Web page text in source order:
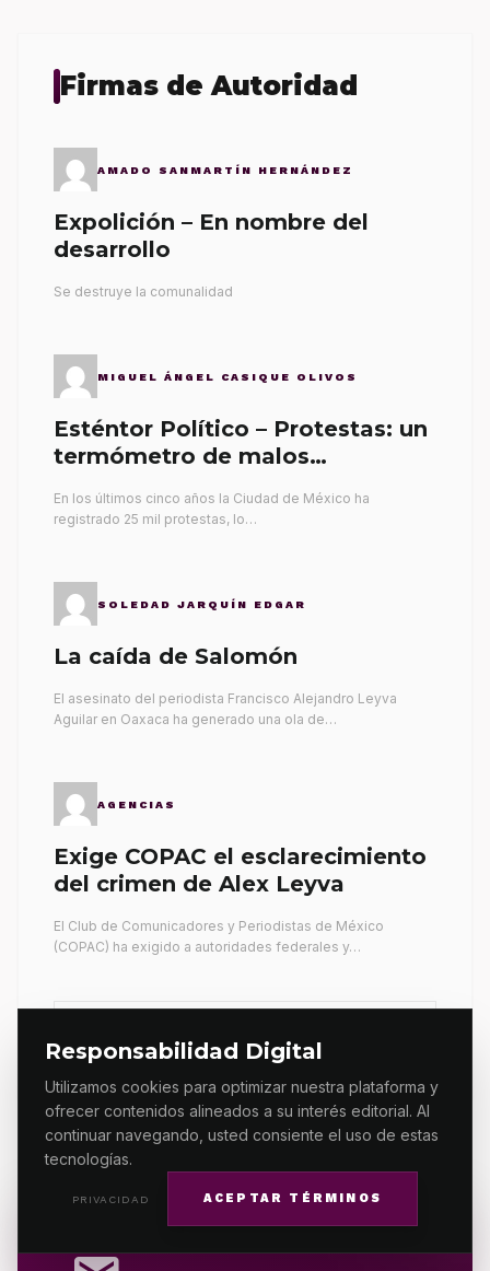
Responsabilidad Digital
Utilizamos cookies para optimizar nuestra plataforma y
ofrecer contenidos alineados a su interés editorial. Al
continuar navegando, usted consiente el uso de estas
tecnologías.
PRIVACIDAD ACEPTAR TÉRMINOS
Firmas de Autoridad
AMADO SANMARTÍN HERNÁNDEZ
Expolición – En nombre del
desarrollo
Se destruye la comunalidad
MIGUEL ÁNGEL CASIQUE OLIVOS
Esténtor Político – Protestas: un
termómetro de malos
En los últimos cinco años la Ciudad de México ha
registrado 25 mil protestas, lo…
SOLEDAD JARQUÍN EDGAR
La caída de Salomón
El asesinato del periodista Francisco Alejandro Leyva
Aguilar en Oaxaca ha generado una ola de…
AGENCIAS
Exige COPAC el esclarecimiento
del crimen de Alex Leyva
El Club de Comunicadores y Periodistas de México
(COPAC) ha exigido a autoridades federales y…